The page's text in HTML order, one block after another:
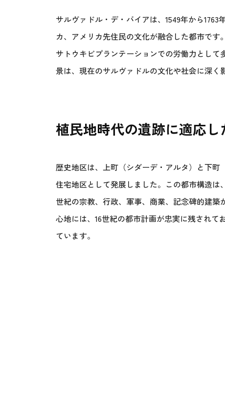
サルヴァドル・デ・バイアは、1549年から
カ、アメリカ先住民の文化が融合した都市です
サトウキビプランテーションでの労働力とし
景は、現在のサルヴァドルの文化や社会に深く
植民地時代の遺跡に適応
歴史地区は、上町（シダーデ・アルタ）と下町
住宅地区として発展しました。この都市構造は
世紀の宗教、行政、軍事、商業、記念碑的建
心地には、16世紀の都市計画が忠実に残され
ています。